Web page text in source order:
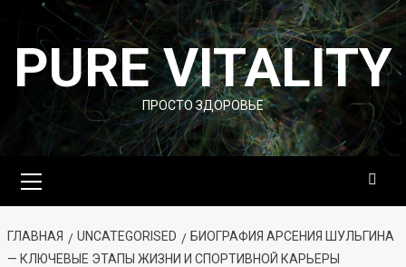
Перейти
содержимому
PURE VITALITY
ПРОСТО ЗДОРОВЬЕ
меню
ГЛАВНАЯ UNCATEGORISED
БИОГРАФИЯ АРСЕНИЯ ШУЛЬГИНА
— КЛЮЧЕВЫЕ ЭТАПЫ ЖИЗНИ И СПОРТИВНОЙ КАРЬЕРЫ